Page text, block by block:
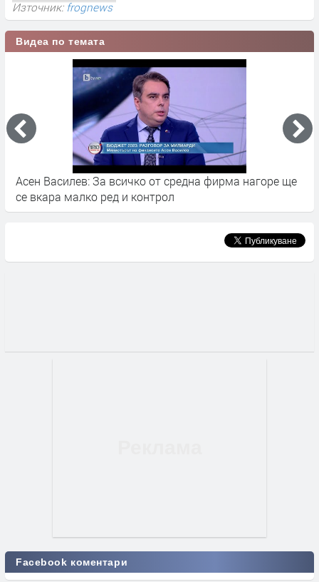
Източник:frognews
Видеа по темата
Асен Василев: За всичко от средна фирма нагоре ще
се вкара малко ред и контрол
Facebook коментари